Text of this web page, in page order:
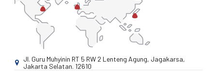
Jl. Guru Muhyinin RT 5 RW 2 Lenteng Agung, Jagakarsa,
Jakarta Selatan. 12610